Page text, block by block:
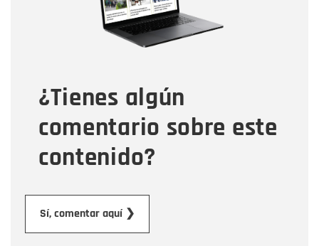
¿Tienes algún
comentario sobre este
contenido?
Sí, comentar aquí ❯
Tipo de comentario
Mensaje